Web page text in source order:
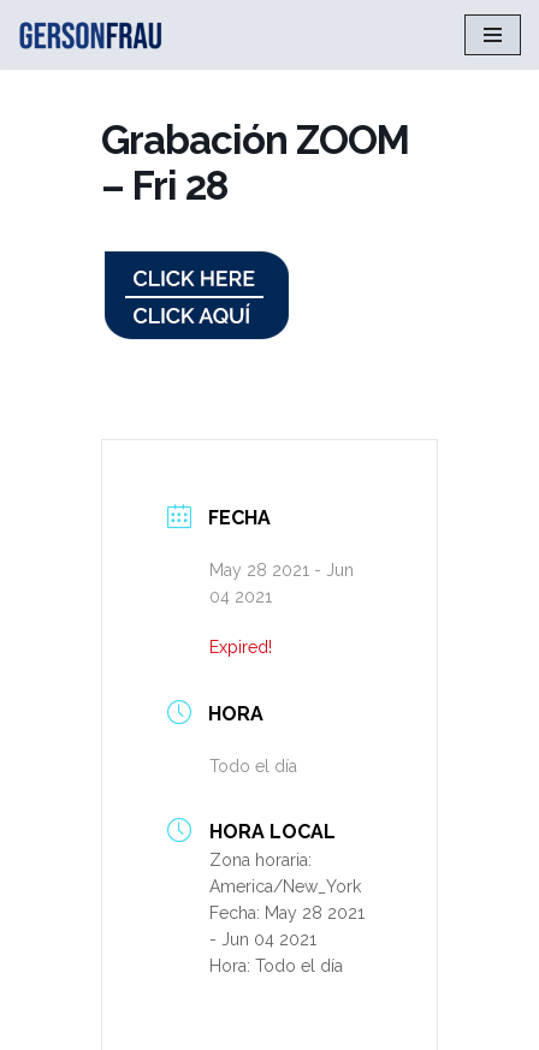
Saltar
Grabación ZOOM
– Fri 28
FECHA
May 28 2021 - Jun
04 2021
Expired!
HORA
Todo el día
HORA LOCAL
Zona horaria:
America/New_York
Fecha: May 28 2021
- Jun 04 2021
Hora: Todo el día